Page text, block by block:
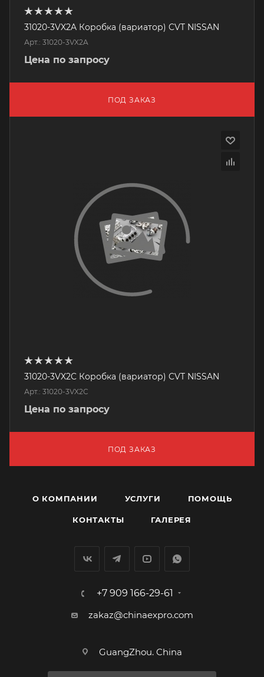
31020-3VX2A Коробка (вариатор) CVT NISSAN
Арт.: 31020-3VX2A
Цена по запросу
ПОД ЗАКАЗ
31020-3VX2C Коробка (вариатор) CVT NISSAN
Арт.: 31020-3VX2C
Цена по запросу
ПОД ЗАКАЗ
О КОМПАНИИ УСЛУГИ ПОМОЩЬ
КОНТАКТЫ ГАЛЕРЕЯ
+7 909 166-29-61
zakaz@chinaexpro.com
GuangZhou. China